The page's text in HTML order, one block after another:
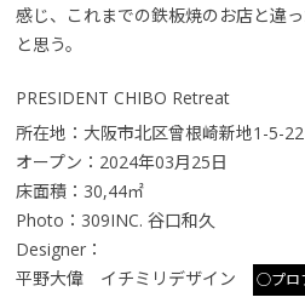
感じ、これまでの鉄板焼のお店と違
と思う。
PRESIDENT CHIBO Retreat
所在地：大阪市北区曾根崎新地1-5-
オープン：2024年03月25日
床面積：30,44㎡
Photo：309INC. 谷口和久
Designer：
平野大偉 イチミリデザイン
○プロ